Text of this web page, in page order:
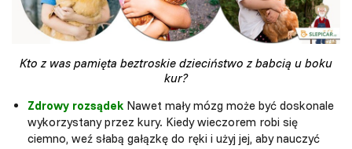
Kto z was pamięta beztroskie dzieciństwo z babcią u boku
kur?
Zdrowy rozsądek Nawet mały mózg może być doskonale
wykorzystany przez kury. Kiedy wieczorem robi się
ciemno, weź słabą gałązkę do ręki i użyj jej, aby nauczyć